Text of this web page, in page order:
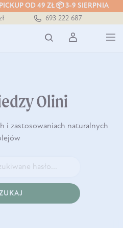
OD 49 ZŁ 📦 3-9 SIERPNIA
693 222 687
Olini
i zastosowaniach naturalnych